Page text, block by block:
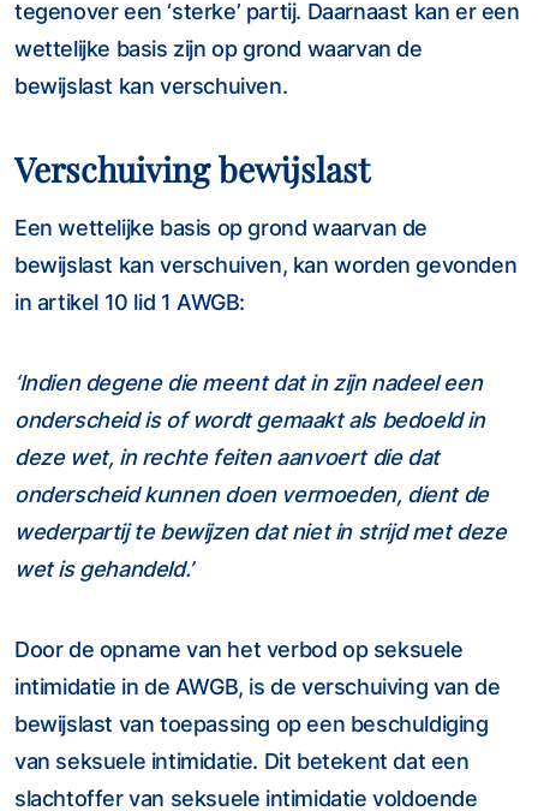
tegenover een ‘sterke’ partij. Daarnaast kan er een
wettelijke basis zijn op grond waarvan de
bewijslast kan verschuiven.
Verschuiving bewijslast
Een wettelijke basis op grond waarvan de
bewijslast kan verschuiven, kan worden gevonden
in artikel 10 lid 1 AWGB:
‘Indien degene die meent dat in zijn nadeel een
onderscheid is of wordt gemaakt als bedoeld in
deze wet, in rechte feiten aanvoert die dat
onderscheid kunnen doen vermoeden, dient de
wederpartij te bewijzen dat niet in strijd met deze
wet is gehandeld.’
Door de opname van het verbod op seksuele
intimidatie in de AWGB, is de verschuiving van de
bewijslast van toepassing op een beschuldiging
van seksuele intimidatie. Dit betekent dat een
slachtoffer van seksuele intimidatie voldoende